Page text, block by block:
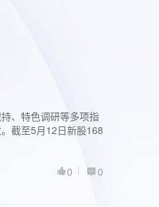
、特色调研等多项指
截至5月12日新股168
0
0